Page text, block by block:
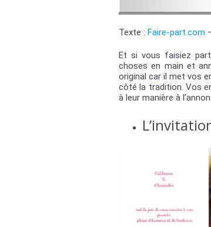
Texte : Faire-part.com
Et si vous faisiez
choses en main et
original car il met vos
côté la tradition. Vos
à leur manière à